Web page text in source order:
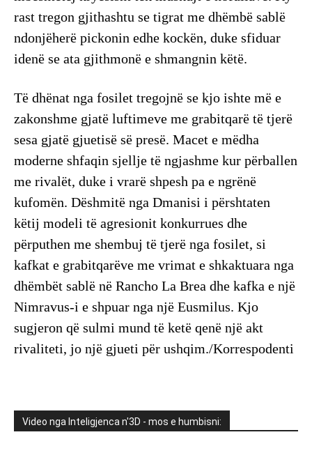
rast tregon gjithashtu se tigrat me dhëmbë sablë
ndonjëherë pickonin edhe kockën, duke sfiduar
idenë se ata gjithmonë e shmangnin këtë.
Të dhënat nga fosilet tregojnë se kjo ishte më e
zakonshme gjatë luftimeve me grabitqarë të tjerë
sesa gjatë gjuetisë së presë. Macet e mëdha
moderne shfaqin sjellje të ngjashme kur përballen
me rivalët, duke i vrarë shpesh pa e ngrënë
kufomën. Dëshmitë nga Dmanisi i përshtaten
këtij modeli të agresionit konkurrues dhe
përputhen me shembuj të tjerë nga fosilet, si
kafkat e grabitqarëve me vrimat e shkaktuara nga
dhëmbët sablë në Rancho La Brea dhe kafka e një
Nimravus-i e shpuar nga një Eusmilus. Kjo
sugjeron që sulmi mund të ketë qenë një akt
rivaliteti, jo një gjueti për ushqim./Korrespodenti
Video nga Inteligjenca n'3D - mos e humbisni: